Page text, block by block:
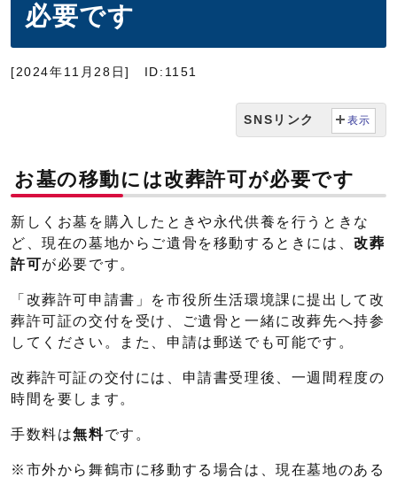
必要です
[2024年11月28日] ID:1151
SNSリンク 表示
お墓の移動には改葬許可が必要です
新しくお墓を購入したときや永代供養を行うときな
ど、現在の墓地からご遺骨を移動するときには、改葬
許可が必要です。
「改葬許可申請書」を市役所生活環境課に提出して改
葬許可証の交付を受け、ご遺骨と一緒に改葬先へ持参
してください。また、申請は郵送でも可能です。
改葬許可証の交付には、申請書受理後、一週間程度の
時間を要します。
手数料は無料です。
※市外から舞鶴市に移動する場合は、現在墓地のある